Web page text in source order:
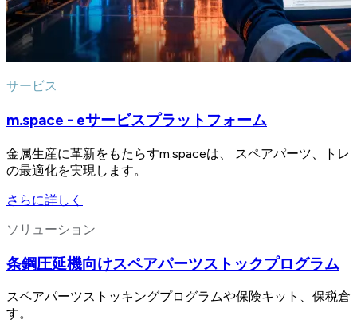
サービス
m.space - eサービスプラットフォーム
金属生産に革新をもたらすm.spaceは、 スペアパーツ、ト
の最適化を実現します。
さらに詳しく
ソリューション
条鋼圧延機向けスペアパーツストックプログラム
スペアパーツストッキングプログラムや保険キット、保税
す。